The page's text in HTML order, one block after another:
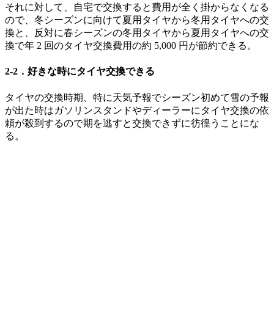
それに対して、自宅で交換すると費用が全く掛からなくなる
ので、冬シーズンに向けて夏用タイヤから冬用タイヤへの交
換と、反対に春シーズンの冬用タイヤから夏用タイヤへの交
換で年 2 回のタイヤ交換費用の約 5,000 円が節約できる。
2-2．好きな時にタイヤ交換できる
タイヤの交換時期、特に天気予報でシーズン初めて雪の予報
が出た時はガソリンスタンドやディーラーにタイヤ交換の依
頼が殺到するので期を逃すと交換できずに彷徨うことにな
る。